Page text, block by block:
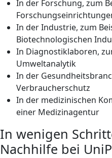
In der Forschung, zum
In der Industrie, zum
Biotechnologischen
In Diagnostiklaboren,
Umweltanalytik
In der
Verbraucherschutz
In der medizinischen
einer Medizinagentur
In wenigen
Nachhilfe bei